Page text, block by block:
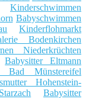
Kinderschwimmen
Babyschwimmen
Kinderflohmarkt
Bodenkirchen
Niederkrüchten
Babysitter Eltmann
Bad Münstereifel
Hohenstein-
Babysitter